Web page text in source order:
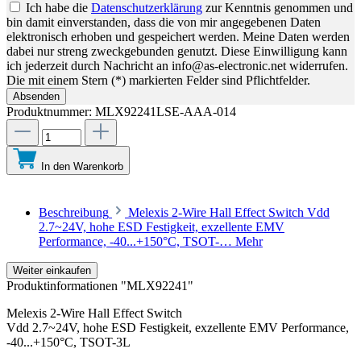
Ich habe die Datenschutzerklärung zur Kenntnis genommen und
bin damit einverstanden, dass die von mir angegebenen Daten
elektronisch erhoben und gespeichert werden. Meine Daten werden
dabei nur streng zweckgebunden genutzt. Diese Einwilligung kann
ich jederzeit durch Nachricht an info@as-electronic.net widerrufen.
Die mit einem Stern (*) markierten Felder sind Pflichtfelder.
Absenden
Produktnummer: MLX92241LSE-AAA-014
In den Warenkorb
Beschreibung
Melexis 2-Wire Hall Effect Switch Vdd
2.7~24V, hohe ESD Festigkeit, exzellente EMV
Performance, -40...+150°C, TSOT-… Mehr
Weiter einkaufen
Produktinformationen "MLX92241"
Melexis 2-Wire Hall Effect Switch
Vdd 2.7~24V, hohe ESD Festigkeit, exzellente EMV Performance,
-40...+150°C, TSOT-3L